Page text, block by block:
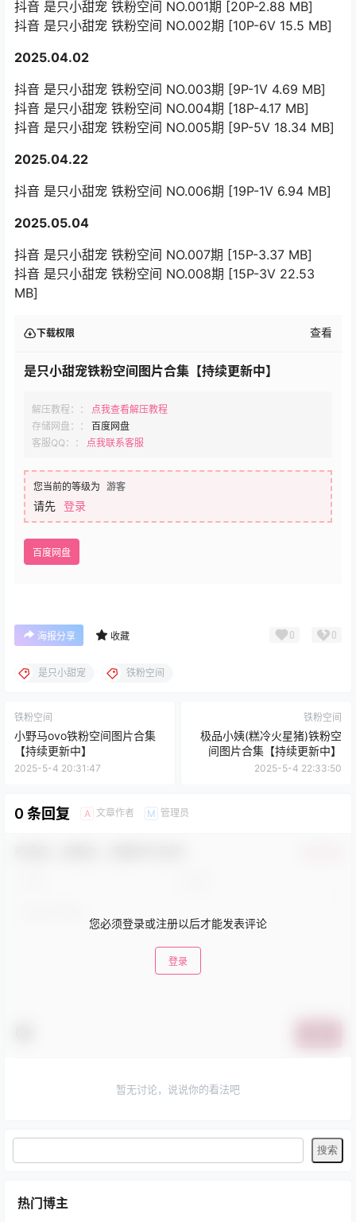
抖音 是只小甜宠 铁粉空间 NO.001期 [20P-2.88 MB]
抖音 是只小甜宠 铁粉空间 NO.002期 [10P-6V 15.5 MB]
2025.04.02
抖音 是只小甜宠 铁粉空间 NO.003期 [9P-1V 4.69 MB]
抖音 是只小甜宠 铁粉空间 NO.004期 [18P-4.17 MB]
抖音 是只小甜宠 铁粉空间 NO.005期 [9P-5V 18.34 MB]
2025.04.22
抖音 是只小甜宠 铁粉空间 NO.006期 [19P-1V 6.94 MB]
2025.05.04
抖音 是只小甜宠 铁粉空间 NO.007期 [15P-3.37 MB]
抖音 是只小甜宠 铁粉空间 NO.008期 [15P-3V 22.53
MB]
下载权限 查看
是只小甜宠铁粉空间图片合集【持续更新中】
解压教程：：
点我查看解压教程
存储网盘：：
百度网盘
客服QQ：：
点我联系客服
您当前的等级为 游客
请先 登录
百度网盘
海报分享 收藏 0 0
是只小甜宠 铁粉空间
铁粉空间
小野马ovo铁粉空间图片合集
【持续更新中】
2025-5-4 20:31:47
铁粉空间
极品小姨(糕冷火星猪)铁粉空
间图片合集【持续更新中】
2025-5-4 22:33:50
0 条回复 A 文章作者 M 管理员
您必须登录或注册以后才能发表评论
登录
暂无讨论，说说你的看法吧
热门博主